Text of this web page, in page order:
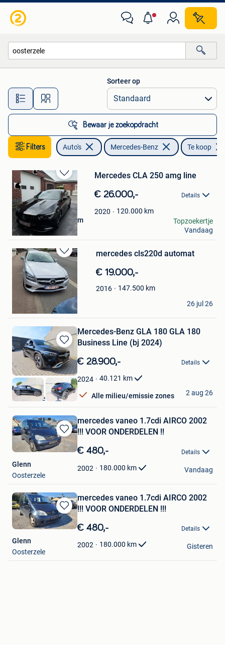
Alle afstanden…
Sorteer op
Bewaar je zoekopdracht
Filters Auto's Mercedes-Benz Te koop
Bewaren
in
Mijn
Favorieten
Mercedes CLA 250 amg line
€ 26.000,- Details
2020 120.000 km
Yorben van Ryzeghem
Oosterzele
Topzoekertje
Vandaag
Bewaren
Mijn
Favorieten
mercedes cls220d automat
€ 19.000,-
2016 147.500 km
Csaba
Oosterzele
26 jul 26
Bewaren
in
Mijn
Favorieten
Mercedes-Benz GLA 180 GLA 180
Business Line (bj 2024)
€ 28.900,- Details
2024 40.121 km
Alle milieu/emissie zones
PGN BV
Oosterzele
2 aug 26
Bewaren
in
Favorieten
mercedes vaneo 1.7cdi AIRCO 2002
!!! VOOR ONDERDELEN !!
€ 480,- Details
2002 180.000 km
Glenn
Oosterzele
Vandaag
Bewaren
in
Favorieten
mercedes vaneo 1.7cdi AIRCO 2002
!!! VOOR ONDERDELEN !!!
€ 480,- Details
2002 180.000 km
Glenn
Oosterzele
Gisteren